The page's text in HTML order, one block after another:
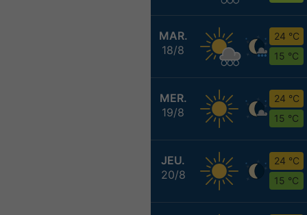
MAR.
18/8
24 °C
15 °C
MER.
19/8
24 °C
15 °C
JEU.
20/8
24 °C
15 °C